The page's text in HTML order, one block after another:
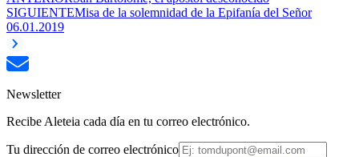
SIGUIENTEMisa de la solemnidad de la Epifanía del Señor
06.01.2019
Newsletter
Recibe Aleteia cada día en tu correo electrónico.
Tu dirección de correo electrónico